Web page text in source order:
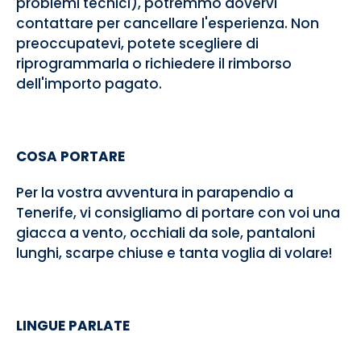
contattare per cancellare l'esperienza. Non
preoccupatevi, potete scegliere di
riprogrammarla o richiedere il rimborso
dell'importo pagato.
COSA PORTARE
Per la vostra avventura in parapendio a
Tenerife, vi consigliamo di portare con voi una
giacca a vento, occhiali da sole, pantaloni
lunghi, scarpe chiuse e tanta voglia di volare!
LINGUE PARLATE